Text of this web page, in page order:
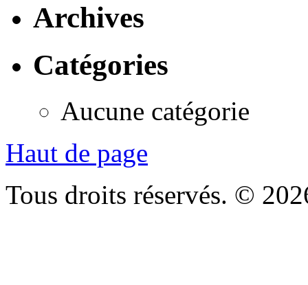
Archives
Catégories
Aucune catégorie
Haut de page
Tous droits réservés. ©